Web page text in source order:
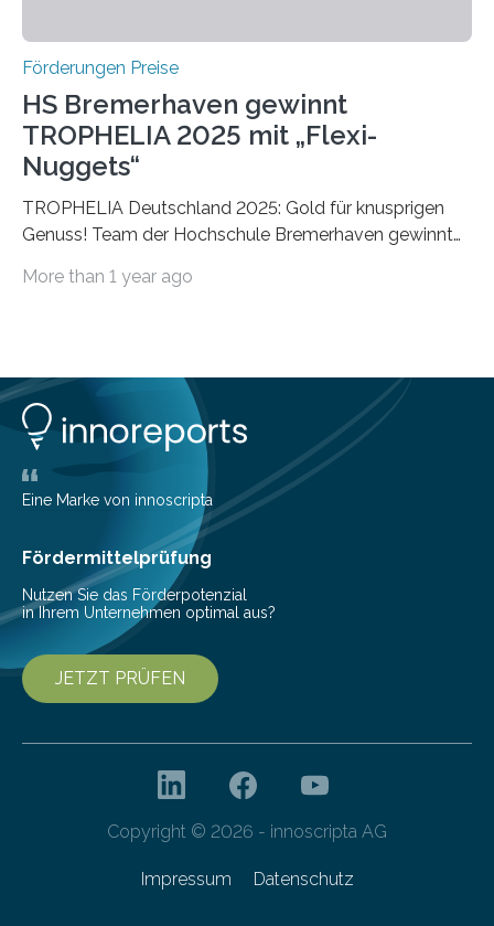
Förderungen Preise
HS Bremerhaven gewinnt
TROPHELIA 2025 mit „Flexi-
Nuggets“
TROPHELIA Deutschland 2025: Gold für knusprigen
Genuss! Team der Hochschule Bremerhaven gewinnt
ECOTROPHELIAMit der Produktidee “Flexi-Nuggets”
Studierende der Lebensmittelwissenschaften und
wurde zum 16. Mal durch den Forschungskreis der
Ernährungsindustrie e. V. (FEI) ausgerichtet. “Flexi-
Nuggets” stehen für innovative Lebensmittel, die
Nachhaltigkeit und Genuss vereinen. Sie wurden von
den Studierenden der Lebensmitteltechnologie
Franziska Diebel, Pauline Hoffmann und Yusuf Toprak
entwickelt. Mit nur…
More than 1 year ago
Eine Marke von innoscripta
Fördermittelprüfung
Nutzen Sie das Förderpotenzial
in Ihrem Unternehmen optimal aus?
JETZT PRÜFEN
Copyright © 2026 - innoscripta AG
Impressum Datenschutz